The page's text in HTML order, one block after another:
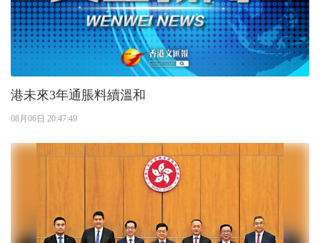
港未來3年通脹料續溫和
08月06日 20:47:49